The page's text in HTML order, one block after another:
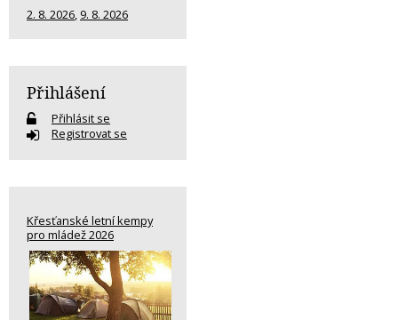
2. 8. 2026, 9. 8. 2026
Přihlášení
Přihlásit se
Registrovat se
Křesťanské letní kempy
pro mládež 2026